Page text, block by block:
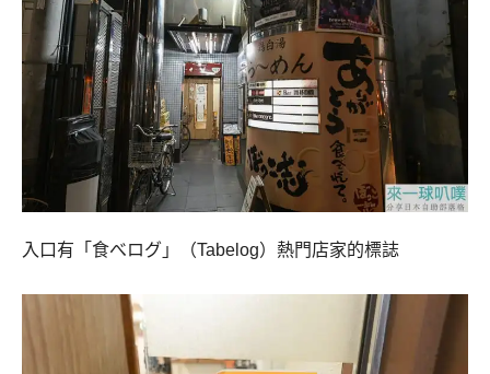
入口有「食べログ」（Tabelog）熱門店家的標誌